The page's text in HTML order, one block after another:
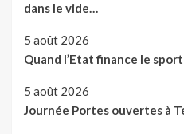
dans le vide…
5 août 2026
Quand l’Etat finance le
5 août 2026
Journée Portes ouvertes à